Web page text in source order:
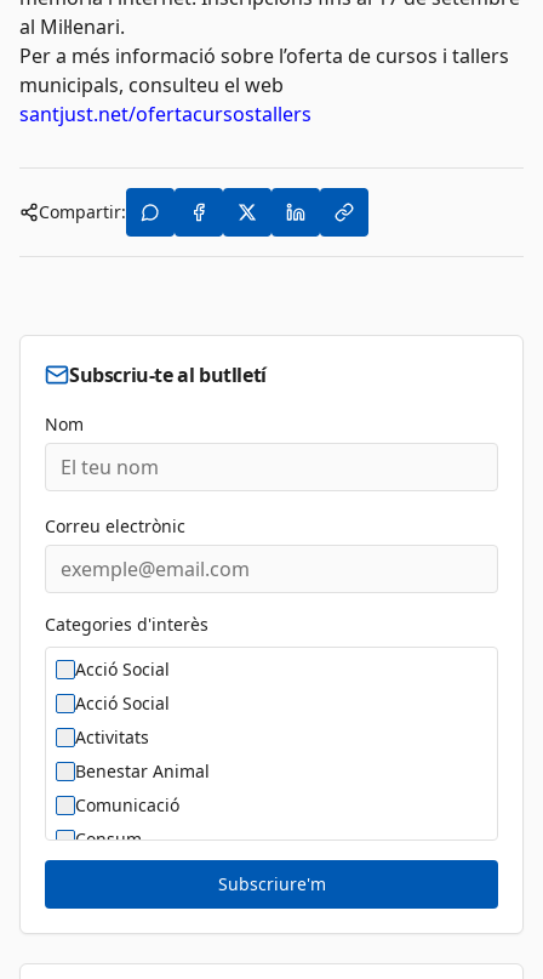
al Mil·lenari.
Per a més informació sobre l’oferta de cursos i tallers
municipals, consulteu el web
santjust.net/ofertacursostallers
Compartir:
Subscriu-te al butlletí
Nom
Correu electrònic
Categories d'interès
Acció Social
Acció Social
Activitats
Benestar Animal
Comunicació
Consum
Diversitat Sexual i de Gènere
Dona
Subscriure'm